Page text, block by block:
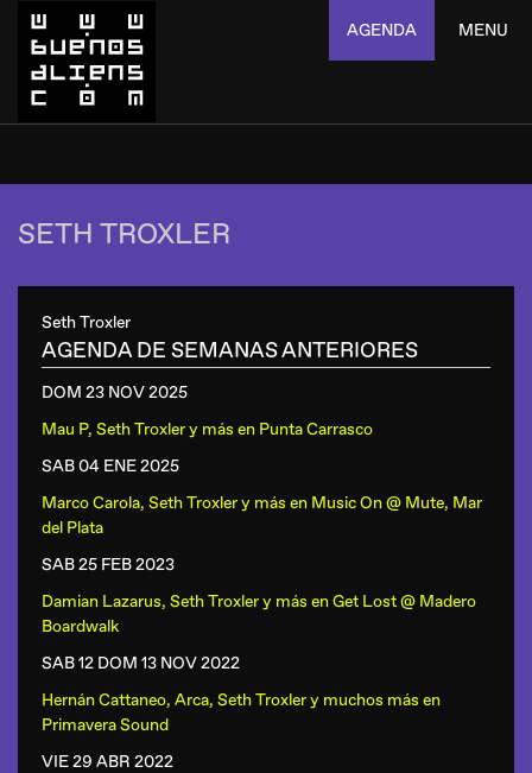
AGENDA MENU
SETH TROXLER
Seth Troxler
AGENDA DE SEMANAS ANTERIORES
DOM 23 NOV2025
Mau P, Seth Troxler y más en Punta Carrasco
SAB 04 ENE2025
Marco Carola, Seth Troxler y más en Music On @ Mute, Mar
del Plata
SAB 25 FEB2023
Damian Lazarus, Seth Troxler y más enGet Lost @ Madero
Boardwalk
SAB 12 DOM 13 NOV2022
Hernán Cattaneo, Arca, Seth Troxler y muchos más en
Primavera Sound
VIE 29 ABR 2022